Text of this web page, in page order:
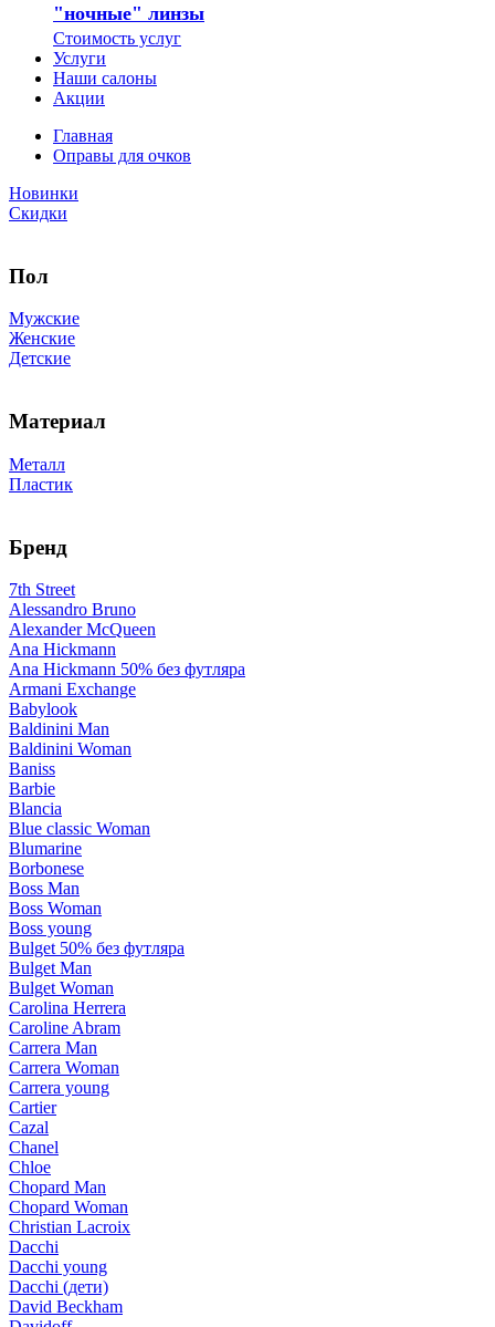
"ночные" линзы
Стоимость услуг
Услуги
Наши салоны
Акции
Главная
Оправы для очков
Новинки
Скидки
Пол
Мужские
Женские
Детские
Материал
Металл
Пластик
Бренд
7th Street
Alessandro Bruno
Alexander McQueen
Ana Hickmann
Ana Hickmann 50% без футляра
Armani Exchange
Babylook
Baldinini Man
Baldinini Woman
Baniss
Barbie
Blancia
Blue classic Woman
Blumarine
Borbonese
Boss Man
Boss Woman
Boss young
Bulget 50% без футляра
Bulget Man
Bulget Woman
Carolina Herrera
Caroline Abram
Carrera Man
Carrera Woman
Carrera young
Cartier
Cazal
Chanel
Chloe
Chopard Man
Chopard Woman
Christian Lacroix
Dacchi
Dacchi young
Dacchi (дети)
David Beckham